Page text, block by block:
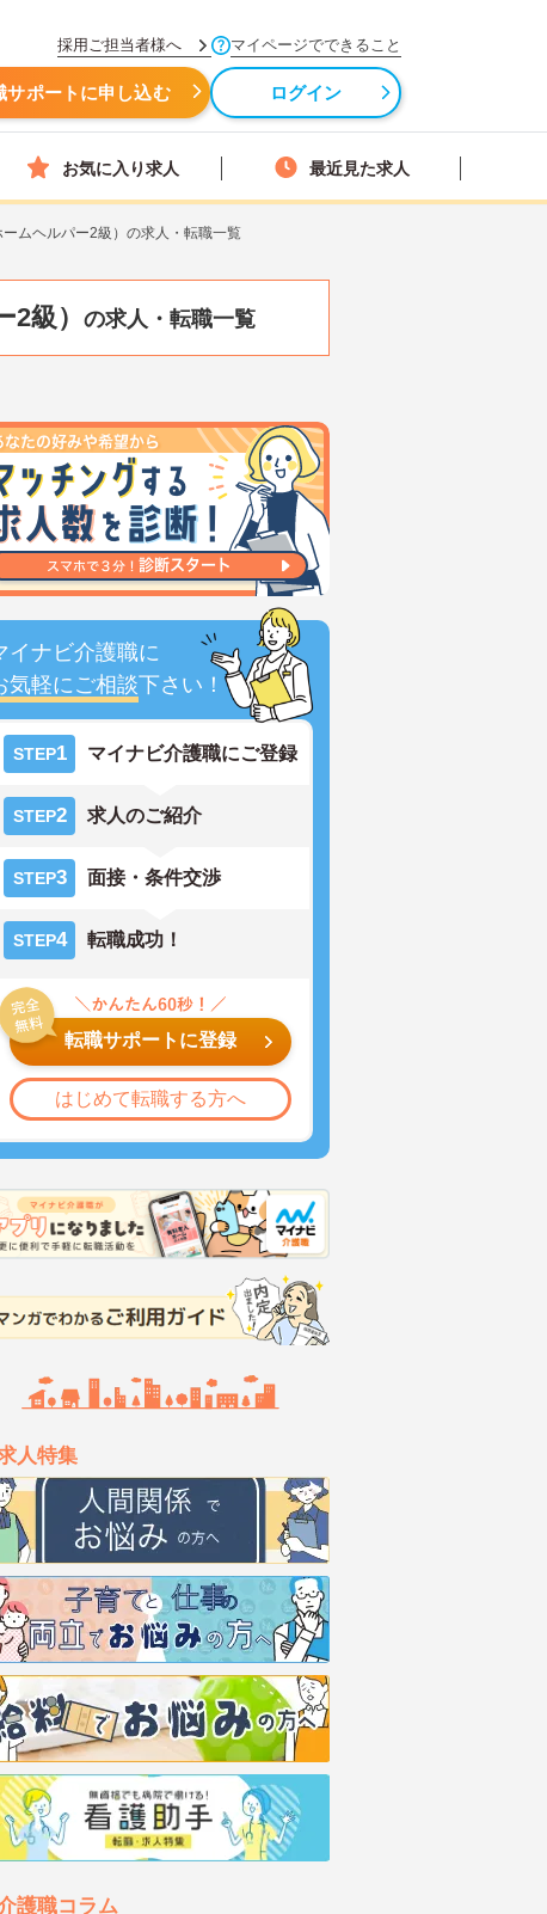
採用ご担当者様へ マイページでできること
サポートに申し込む ログイン
お気に入り求人 最近見た求人
ムヘルパー2級）の求人・転職一覧
級） の求人・転職一覧
イナビ介護職に
気軽にご相談下さい！
STEP1 マイナビ介護職にご登録
STEP2 求人のご紹介
STEP3 面接・条件交渉
STEP4 転職成功！
転職サポートに登録
はじめて転職する方へ
人特集
護職コラム